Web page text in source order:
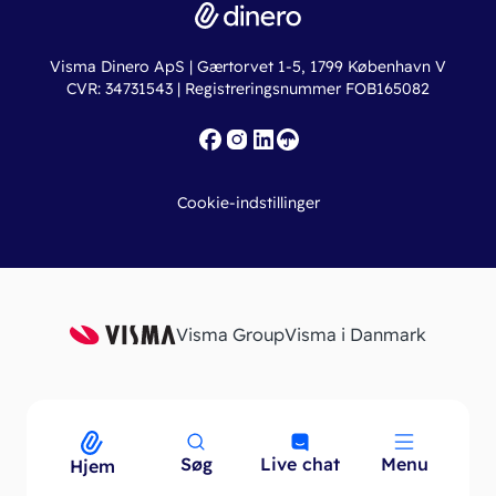
Hjem Søg Live chat Menu
Menu
Erhvervslån
Fakturaskabeloner
Online regnskabskurser
Ny virksomhed
Iværksætterlegat
Visma Dinero ApS | Gærtorvet 1-5, 1799 København V
CVR: 34731543 | Registreringsnummer FOB165082
Cookie-indstillinger
Visma GroupVisma i Danmark